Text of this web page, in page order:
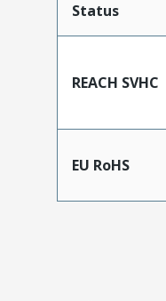
Status
REACH SVHC
EU RoHS